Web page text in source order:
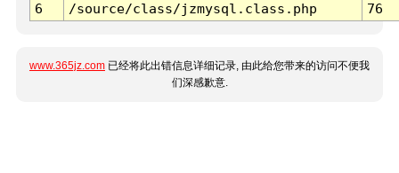
6
/source/class/jzmysql.class.php 76
www.365jz.com 已经将此出错信息详细记录, 由此给您带来的访问不便我
们深感歉意.